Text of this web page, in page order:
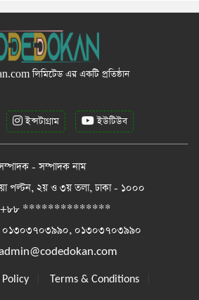
লিমিটেড এর একটি প্রতিষ্ঠান
ইন্সটাগ্রাম ইউটিউব
- সম্পাদক নাম
পল্টন, ২য় ও ৩য় তলা, ঢাকা - ১০০০
+৮৮ **************
০১৩০৩৭০৩৯৯০, ০১৩০৩৭০৩৯৯০
Policy Terms & Conditions